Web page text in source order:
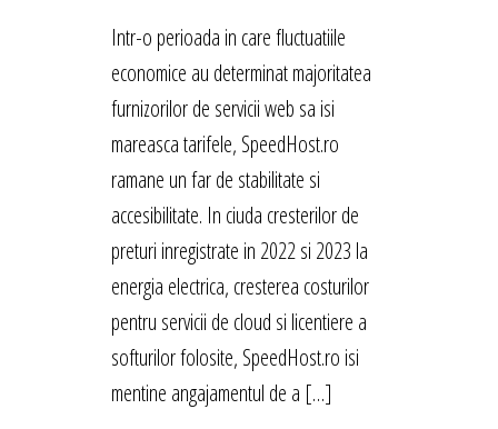
Intr-o perioada in care fluctuatiile
economice au determinat majoritatea
furnizorilor de servicii web sa isi
mareasca tarifele, SpeedHost.ro
ramane un far de stabilitate si
accesibilitate. In ciuda cresterilor de
preturi inregistrate in 2022 si 2023 la
energia electrica, cresterea costurilor
pentru servicii de cloud si licentiere a
softurilor folosite, SpeedHost.ro isi
mentine angajamentul de a […]